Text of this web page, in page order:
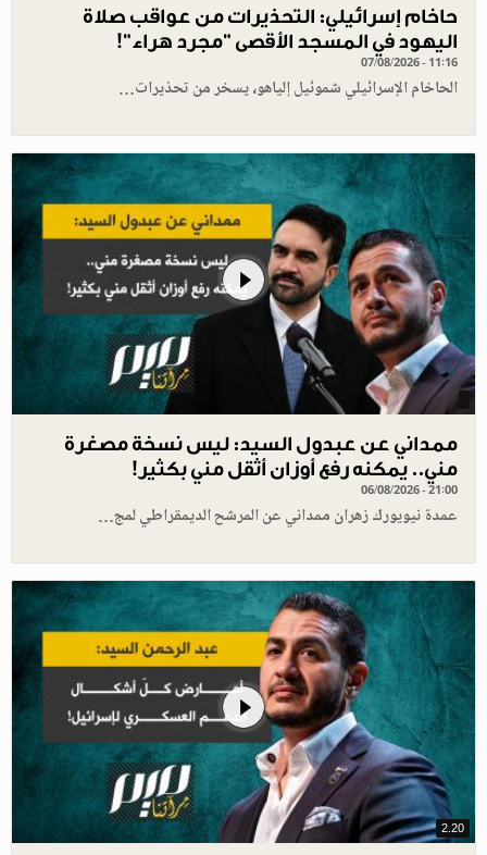
حاخام إسرائيلي: التحذيرات من عواقب صلاة
اليهود في المسجد الأقصى "مجرد هراء"!
07/08/2026 - 11:16
الحاخام الإسرائيلي شموئيل إلياهو، يسخر من تحذيرات…
ممداني عن عبدول السيد: ليس نسخة مصغرة
مني.. يمكنه رفع أوزان أثقل مني بكثير!
06/08/2026 - 21:00
عمدة نيويورك زهران ممداني عن المرشح الديمقراطي لمج…
2.20